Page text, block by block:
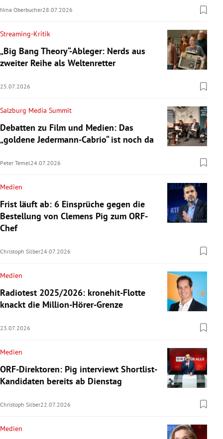
Nina Oberbucher28.07.2026
Streaming-Kritik
„Big Bang Theory“-Ableger: Nerds aus
zweiter Reihe als Weltenretter
25.07.2026
Salzburg Media Summit
Debatten zu Film und Medien: Das
„goldene Jedermann-Cabrio“ ist noch da
Peter Temel 24.07.2026
Medien
Frist läuft ab: 6 Einsprüche gegen die
Bestellung von Clemens Pig zum ORF-
Chef
Christoph Silber24.07.2026
Medien
Radiotest 2025/2026: kronehit-Flotte
knackt die Million-Hörer-Grenze
23.07.2026
Medien
ORF-Direktoren: Pig interviewt Shortlist-
Kandidaten bereits ab Dienstag
Christoph Silber22.07.2026
Medien